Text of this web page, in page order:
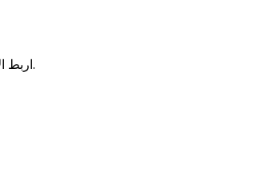
اربط الاثنين المثبتان على هيكل العلوم المعلقة على السلك ، ثم تم تثبيته ، منع سقوط العلبة.